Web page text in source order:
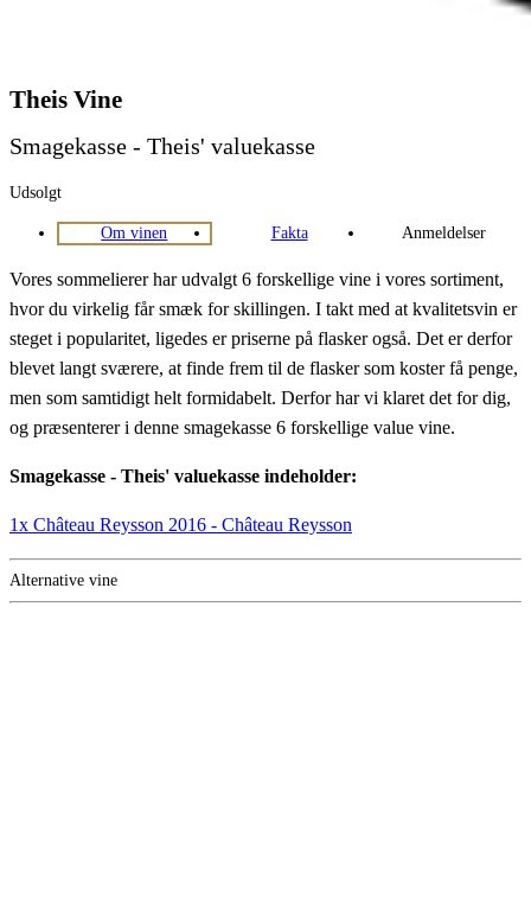
Theis Vine
Smagekasse - Theis' valuekasse
Udsolgt
Om vinen Fakta Anmeldelser
Vores sommelierer har udvalgt 6 forskellige vine i vores sortiment,
hvor du virkelig får smæk for skillingen. I takt med at kvalitetsvin er
steget i popularitet, ligedes er priserne på flasker også. Det er derfor
blevet langt sværere, at finde frem til de flasker som koster få penge,
men som samtidigt helt formidabelt. Derfor har vi klaret det for dig,
og præsenterer i denne smagekasse 6 forskellige value vine.
Smagekasse - Theis' valuekasse indeholder:
1x Château Reysson 2016 - Château Reysson
Alternative vine